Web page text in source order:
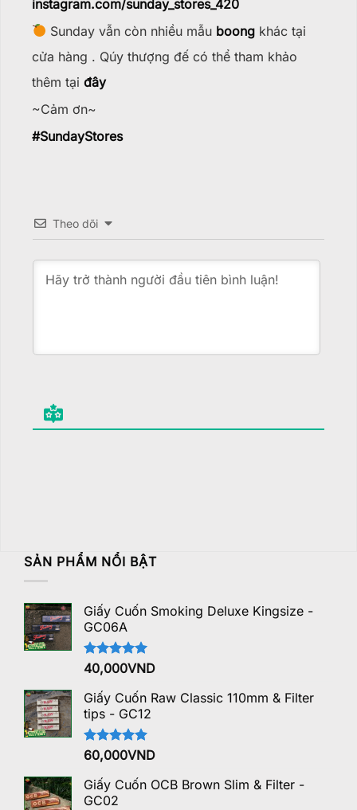
SẢN PHẨM NỔI BẬT
Giấy Cuốn Smoking Deluxe Kingsize -
GC06A
Được xếp
hạng
5 sao
40,000VND
Giấy Cuốn Raw Classic 110mm & Filter
tips - GC12
Được xếp
hạng
5 sao
60,000VND
Giấy Cuốn OCB Brown Slim & Filter -
GC02
instagram.com/sunday_stores_420
Sunday vẫn còn nhiều mẫu boong khác tại
cửa hàng . Qúy thượng đế có thể tham khảo
thêm tại đây
~Cảm ơn~
#SundayStores
Theo dõi